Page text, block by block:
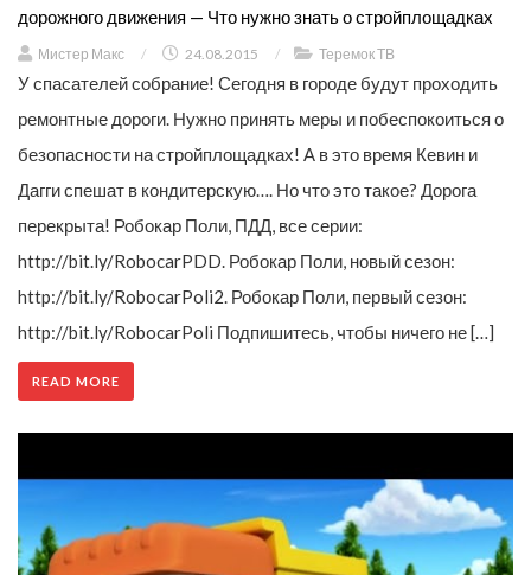
дорожного движения — Что нужно знать о стройплощадках
Мистер Макс / 24.08.2015 / Теремок ТВ
У спасателей собрание! Сегодня в городе будут проходить
ремонтные дороги. Нужно принять меры и побеспокоиться о
безопасности на стройплощадках! А в это время Кевин и
Дагги спешат в кондитерскую…. Но что это такое? Дорога
перекрыта! Робокар Поли, ПДД, все серии:
http://bit.ly/RobocarPDD. Робокар Поли, новый сезон:
http://bit.ly/RobocarPoli2. Робокар Поли, первый сезон:
http://bit.ly/RobocarPoli Подпишитесь, чтобы ничего не […]
READ MORE